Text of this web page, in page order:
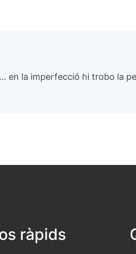
en la imperfecció hi trobo la
ràpids